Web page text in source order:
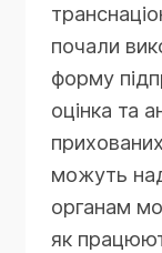
почали
форму
оцінка та
можуть
органам
як